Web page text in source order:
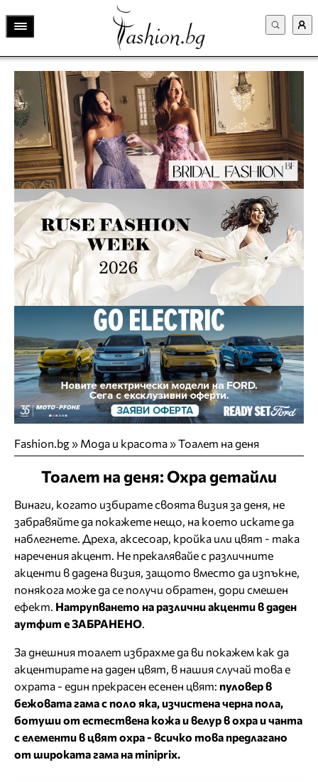
Fashion.bg» Мода и красота»Тоалет на деня
Тоалет на деня: Охра детайли
Винаги, когато избирате своята визия за деня, не
забравяйте да покажете нещо, на което искате да
наблегнете. Дреха, аксесоар, кройка или цвят - така
наречения акцент. Не прекалявайе с различните
акценти в дадена визия, защото вместо да изпъкне,
понякога може да се получи обратен, дори смешен
ефект. Натрупването на различни акценти в даден
аутфит е ЗАБРАНЕНО.
За днешния тоалет избрахме да ви покажем как да
акцентирате на даден цвят, в нашия случай това е
охрата - един прекрасен есенен цвят: пуловер в
бежовата гама с поло яка, изчистена черна пола,
ботуши от естествена кожа и велур в охра и чанта
с елементи в цвят охра - всичко това предлагано
от широката гама на miniprix.